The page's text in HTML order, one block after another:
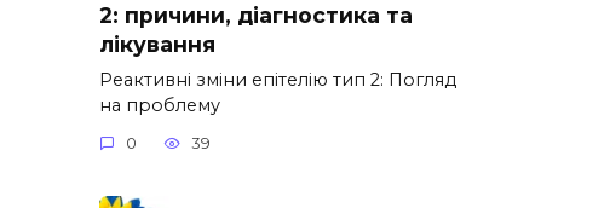
2: причини, діагностика та
лікування
Реактивні зміни епітелію тип 2: Погляд
на проблему
0 39